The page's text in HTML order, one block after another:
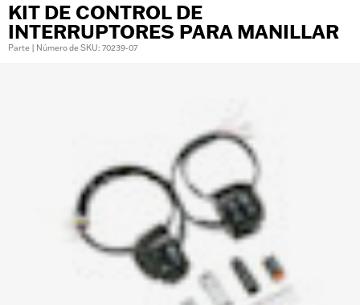
KIT DE CONTROL DE
INTERRUPTORES PARA MANILLAR
Parte | Número de SKU: 70239-07